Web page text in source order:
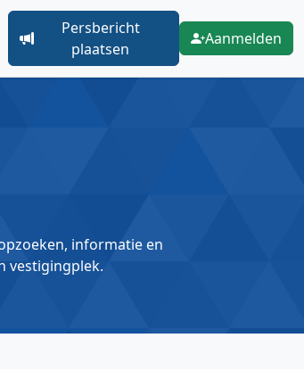
Persbericht
plaatsen
Aanmelden
informatie en
vestigingplek.